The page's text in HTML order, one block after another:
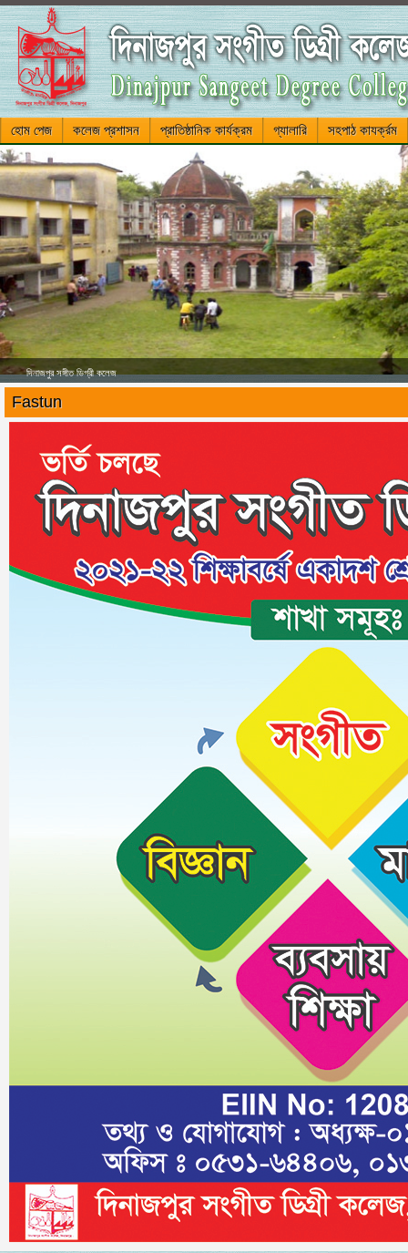
হোম পেজ কলেজ প্রশাসন প্রাতিষ্ঠানিক কার্যক্রম গ্যালারি সহপাঠ কাযর্ক্রম
দিনাজপুর সঙ্গীত ডিগ্রী কলেজ
Fastun